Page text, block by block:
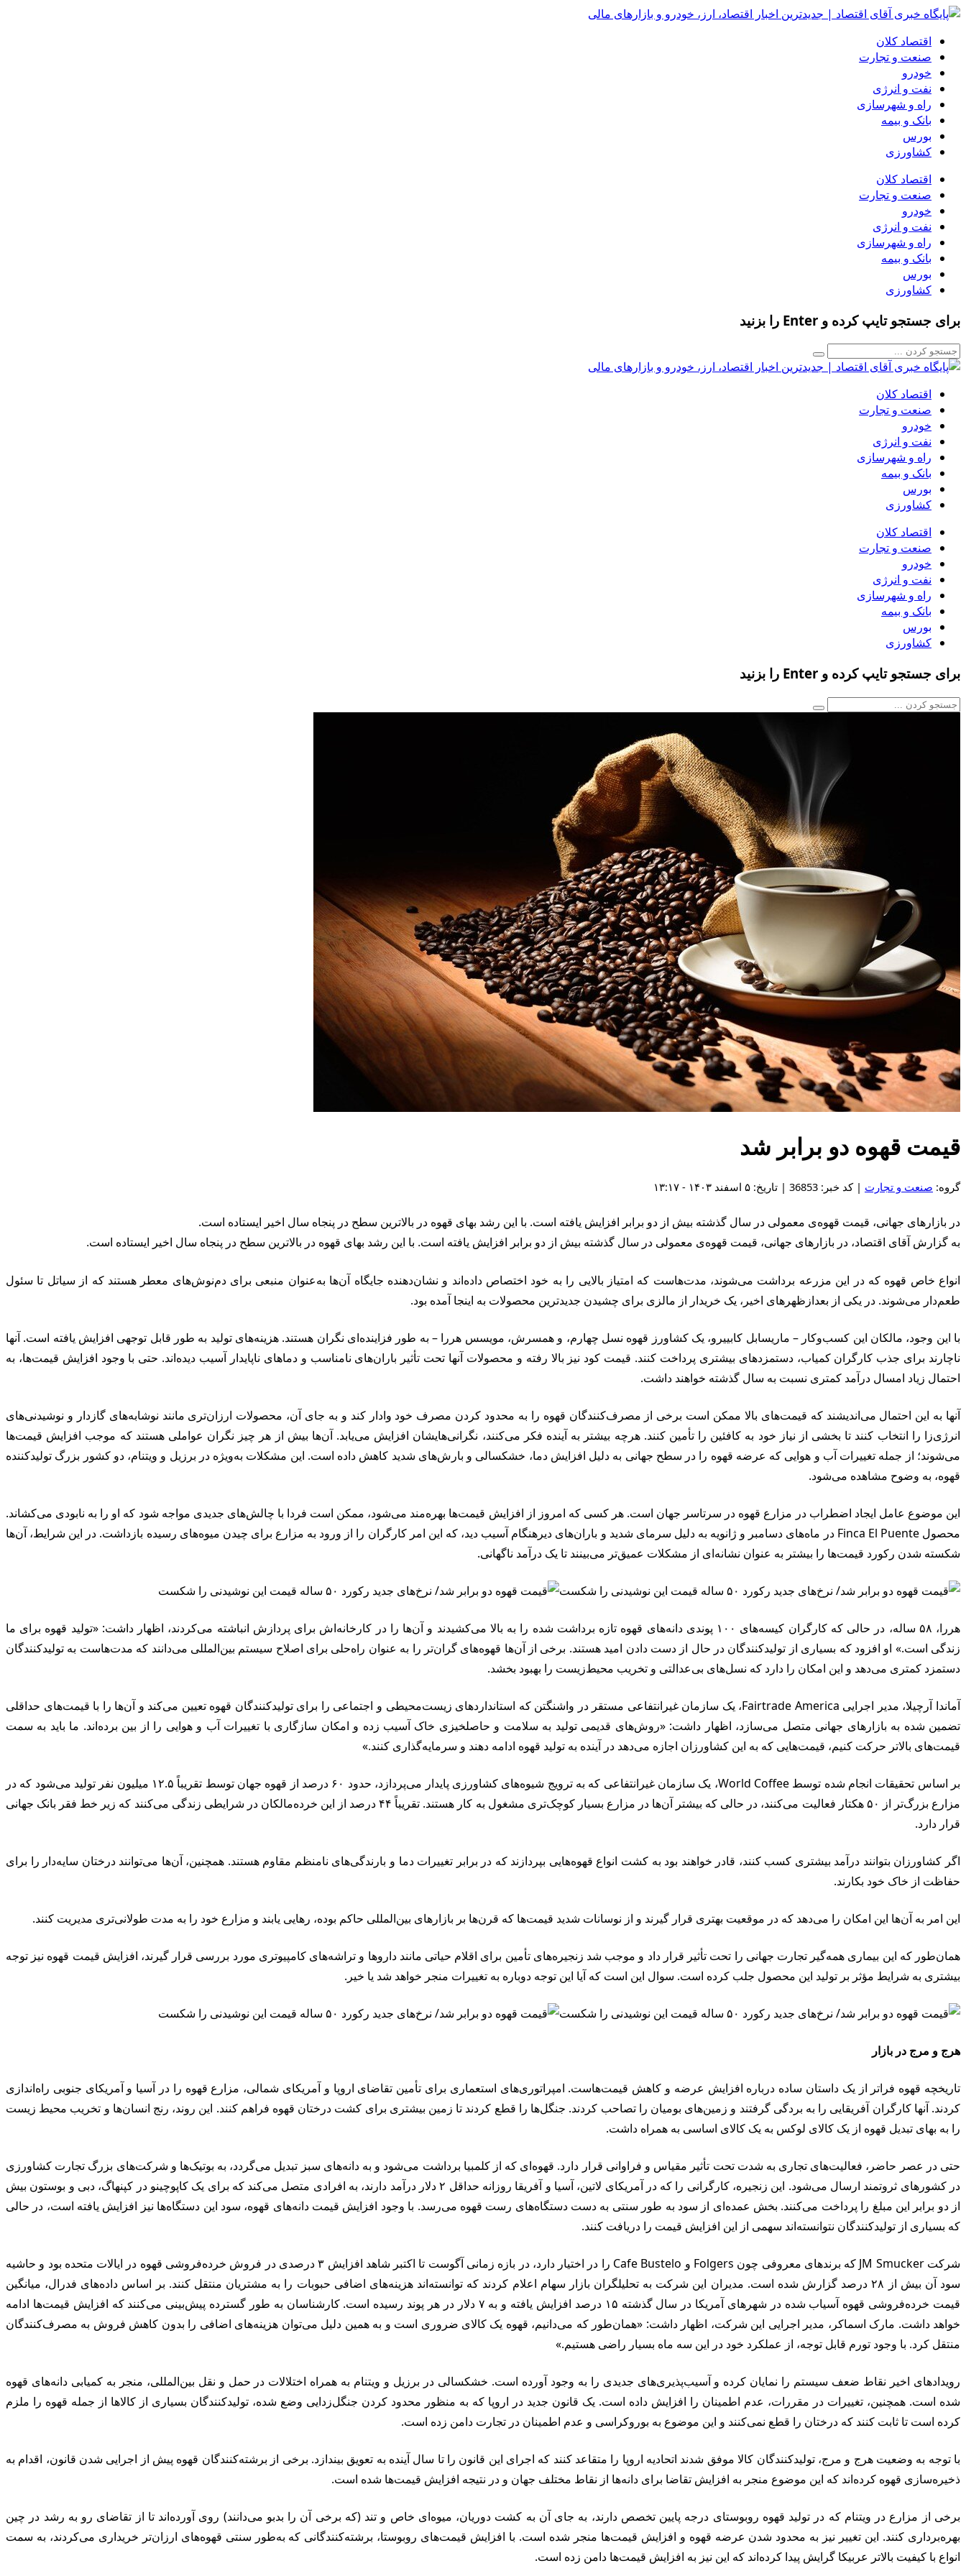
اقتصاد کلان
صنعت و تجارت
خودرو
نفت و انرژی
راه و شهرسازی
بانک و بیمه
بورس
کشاورزی
اقتصاد کلان
صنعت و تجارت
خودرو
نفت و انرژی
راه و شهرسازی
بانک و بیمه
بورس
کشاورزی
برای جستجو تایپ کرده و Enter را بزنید
اقتصاد کلان
صنعت و تجارت
خودرو
نفت و انرژی
راه و شهرسازی
بانک و بیمه
بورس
کشاورزی
اقتصاد کلان
صنعت و تجارت
خودرو
نفت و انرژی
راه و شهرسازی
بانک و بیمه
بورس
کشاورزی
برای جستجو تایپ کرده و Enter را بزنید
قیمت قهوه دو برابر شد
گروه: صنعت و تجارت | کد خبر: 36853 | تاریخ: ۵ اسفند ۱۴۰۳ - ۱۳:۱۷
در بازارهای جهانی، قیمت قهوه‌ی معمولی در سال گذشته بیش از دو برابر افزایش یافته است. با این رشد بهای قهوه در بالاترین سطح در پنجاه سال اخیر ایستاده است.
به گزارش آقای اقتصاد، در بازارهای جهانی، قیمت قهوه‌ی معمولی در سال گذشته بیش از دو برابر افزایش یافته است. با این رشد بهای قهوه در بالاترین سطح در پنجاه سال اخیر ایستاده است.
انواع خاص قهوه که در این مزرعه برداشت می‌شوند، مدت‌هاست که امتیاز بالایی را به خود اختصاص داده‌اند و نشان‌دهنده جایگاه آن‌ها به‌عنوان منبعی برای دم‌نوش‌های معطر هستند که از سیاتل تا سئول
طعم‌دار می‌شوند. در یکی از بعدازظهرهای اخیر، یک خریدار از مالزی برای چشیدن جدیدترین محصولات به اینجا آمده بود.
با این وجود، مالکان این کسب‌وکار – ماریسابل کابییرو، یک کشاورز قهوه نسل چهارم، و همسرش، مویسس هررا – به طور فزاینده‌ای نگران هستند. هزینه‌های تولید به طور قابل توجهی افزایش یافته است. آنها
ناچارند برای جذب کارگران کمیاب، دستمزدهای بیشتری پرداخت کنند. قیمت کود نیز بالا رفته و محصولات آنها تحت تأثیر باران‌های نامناسب و دماهای ناپایدار آسیب دیده‌اند. حتی با وجود افزایش قیمت‌ها، به
احتمال زیاد امسال درآمد کمتری نسبت به سال گذشته خواهند داشت.
آنها به این احتمال می‌اندیشند که قیمت‌های بالا ممکن است برخی از مصرف‌کنندگان قهوه را به محدود کردن مصرف خود وادار کند و به جای آن، محصولات ارزان‌تری مانند نوشابه‌های گازدار و نوشیدنی‌های
انرژی‌زا را انتخاب کنند تا بخشی از نیاز خود به کافئین را تأمین کنند. هرچه بیشتر به آینده فکر می‌کنند، نگرانی‌هایشان افزایش می‌یابد. آن‌ها بیش از هر چیز نگران عواملی هستند که موجب افزایش قیمت‌ها
می‌شوند؛ از جمله تغییرات آب و هوایی که عرضه قهوه را در سطح جهانی به دلیل افزایش دما، خشکسالی و بارش‌های شدید کاهش داده است. این مشکلات به‌ویژه در برزیل و ویتنام، دو کشور بزرگ تولیدکننده
قهوه، به وضوح مشاهده می‌شود.
این موضوع عامل ایجاد اضطراب در مزارع قهوه در سرتاسر جهان است. هر کسی که امروز از افزایش قیمت‌ها بهره‌مند می‌شود، ممکن است فردا با چالش‌های جدیدی مواجه شود که او را به نابودی می‌کشاند.
محصول Finca El Puente در ماه‌های دسامبر و ژانویه به دلیل سرمای شدید و باران‌های دیرهنگام آسیب دید، که این امر کارگران را از ورود به مزارع برای چیدن میوه‌های رسیده بازداشت. در این شرایط، آن‌ها
شکسته شدن رکورد قیمت‌ها را بیشتر به عنوان نشانه‌ای از مشکلات عمیق‌تر می‌بینند تا یک درآمد ناگهانی.
هررا، ۵۸ ساله، در حالی که کارگران کیسه‌های ۱۰۰ پوندی دانه‌های قهوه تازه برداشت شده را به بالا می‌کشیدند و آن‌ها را در کارخانه‌اش برای پردازش انباشته می‌کردند، اظهار داشت: «تولید قهوه برای ما
زندگی است.» او افزود که بسیاری از تولیدکنندگان در حال از دست دادن امید هستند. برخی از آن‌ها قهوه‌های گران‌تر را به عنوان راه‌حلی برای اصلاح سیستم بین‌المللی می‌دانند که مدت‌هاست به تولیدکنندگان
دستمزد کمتری می‌دهد و این امکان را دارد که نسل‌های بی‌عدالتی و تخریب محیط‌زیست را بهبود بخشد.
آماندا آرچیلا، مدیر اجرایی Fairtrade America، یک سازمان غیرانتفاعی مستقر در واشنگتن که استانداردهای زیست‌محیطی و اجتماعی را برای تولیدکنندگان قهوه تعیین می‌کند و آن‌ها را با قیمت‌های حداقلی
تضمین شده به بازارهای جهانی متصل می‌سازد، اظهار داشت: «روش‌های قدیمی تولید به سلامت و حاصلخیزی خاک آسیب زده و امکان سازگاری با تغییرات آب و هوایی را از بین برده‌اند. ما باید به سمت
قیمت‌های بالاتر حرکت کنیم، قیمت‌هایی که به این کشاورزان اجازه می‌دهد در آینده به تولید قهوه ادامه دهند و سرمایه‌گذاری کنند.»
بر اساس تحقیقات انجام شده توسط World Coffee، یک سازمان غیرانتفاعی که به ترویج شیوه‌های کشاورزی پایدار می‌پردازد، حدود ۶۰ درصد از قهوه جهان توسط تقریباً ۱۲.۵ میلیون نفر تولید می‌شود که در
مزارع بزرگ‌تر از ۵۰ هکتار فعالیت می‌کنند، در حالی که بیشتر آن‌ها در مزارع بسیار کوچک‌تری مشغول به کار هستند. تقریباً ۴۴ درصد از این خرده‌مالکان در شرایطی زندگی می‌کنند که زیر خط فقر بانک جهانی
قرار دارد.
اگر کشاورزان بتوانند درآمد بیشتری کسب کنند، قادر خواهند بود به کشت انواع قهوه‌هایی بپردازند که در برابر تغییرات دما و بارندگی‌های نامنظم مقاوم هستند. همچنین، آن‌ها می‌توانند درختان سایه‌دار را برای
حفاظت از خاک خود بکارند.
این امر به آن‌ها این امکان را می‌دهد که در موقعیت بهتری قرار گیرند و از نوسانات شدید قیمت‌ها که قرن‌ها بر بازارهای بین‌المللی حاکم بوده، رهایی یابند و مزارع خود را به مدت طولانی‌تری مدیریت کنند.
همان‌طور که این بیماری همه‌گیر تجارت جهانی را تحت تأثیر قرار داد و موجب شد زنجیره‌های تأمین برای اقلام حیاتی مانند داروها و تراشه‌های کامپیوتری مورد بررسی قرار گیرند، افزایش قیمت قهوه نیز توجه
بیشتری به شرایط مؤثر بر تولید این محصول جلب کرده است. سوال این است که آیا این توجه دوباره به تغییرات منجر خواهد شد یا خیر.
هرج و مرج در بازار
تاریخچه قهوه فراتر از یک داستان ساده درباره افزایش عرضه و کاهش قیمت‌هاست. امپراتوری‌های استعماری برای تأمین تقاضای اروپا و آمریکای شمالی، مزارع قهوه را در آسیا و آمریکای جنوبی راه‌اندازی
کردند. آنها کارگران آفریقایی را به بردگی گرفتند و زمین‌های بومیان را تصاحب کردند. جنگل‌ها را قطع کردند تا زمین بیشتری برای کشت درختان قهوه فراهم کنند. این روند، رنج انسان‌ها و تخریب محیط زیست
را به بهای تبدیل قهوه از یک کالای لوکس به یک کالای اساسی به همراه داشت.
حتی در عصر حاضر، فعالیت‌های تجاری به شدت تحت تأثیر مقیاس و فراوانی قرار دارد. قهوه‌ای که از کلمبیا برداشت می‌شود و به دانه‌های سبز تبدیل می‌گردد، به بوتیک‌ها و شرکت‌های بزرگ تجارت کشاورزی
در کشورهای ثروتمند ارسال می‌شود. این زنجیره، کارگرانی را که در آمریکای لاتین، آسیا و آفریقا روزانه حداقل ۲ دلار درآمد دارند، به افرادی متصل می‌کند که برای یک کاپوچینو در کپنهاگ، دبی و بوستون بیش
از دو برابر این مبلغ را پرداخت می‌کنند. بخش عمده‌ای از سود به طور سنتی به دست دستگاه‌های رست قهوه می‌رسد. با وجود افزایش قیمت دانه‌های قهوه، سود این دستگاه‌ها نیز افزایش یافته است، در حالی
که بسیاری از تولیدکنندگان نتوانسته‌اند سهمی از این افزایش قیمت را دریافت کنند.
شرکت JM Smucker که برندهای معروفی چون Folgers و Cafe Bustelo را در اختیار دارد، در بازه زمانی آگوست تا اکتبر شاهد افزایش ۳ درصدی در فروش خرده‌فروشی قهوه در ایالات متحده بود و حاشیه
سود آن بیش از ۲۸ درصد گزارش شده است. مدیران این شرکت به تحلیلگران بازار سهام اعلام کردند که توانسته‌اند هزینه‌های اضافی حبوبات را به مشتریان منتقل کنند. بر اساس داده‌های فدرال، میانگین
قیمت خرده‌فروشی قهوه آسیاب شده در شهرهای آمریکا در سال گذشته ۱۵ درصد افزایش یافته و به ۷ دلار در هر پوند رسیده است. کارشناسان به طور گسترده پیش‌بینی می‌کنند که افزایش قیمت‌ها ادامه
خواهد داشت. مارک اسماکر، مدیر اجرایی این شرکت، اظهار داشت: «همان‌طور که می‌دانیم، قهوه یک کالای ضروری است و به همین دلیل می‌توان هزینه‌های اضافی را بدون کاهش فروش به مصرف‌کنندگان
منتقل کرد. با وجود تورم قابل توجه، از عملکرد خود در این سه ماه بسیار راضی هستیم.»
رویدادهای اخیر نقاط ضعف سیستم را نمایان کرده و آسیب‌پذیری‌های جدیدی را به وجود آورده است. خشکسالی در برزیل و ویتنام به همراه اختلالات در حمل و نقل بین‌المللی، منجر به کمیابی دانه‌های قهوه
شده است. همچنین، تغییرات در مقررات، عدم اطمینان را افزایش داده است. یک قانون جدید در اروپا که به منظور محدود کردن جنگل‌زدایی وضع شده، تولیدکنندگان بسیاری از کالاها از جمله قهوه را ملزم
کرده است تا ثابت کنند که درختان را قطع نمی‌کنند و این موضوع به بوروکراسی و عدم اطمینان در تجارت دامن زده است.
با توجه به وضعیت هرج و مرج، تولیدکنندگان کالا موفق شدند اتحادیه اروپا را متقاعد کنند که اجرای این قانون را تا سال آینده به تعویق بیندازد. برخی از برشته‌کنندگان قهوه پیش از اجرایی شدن قانون، اقدام به
ذخیره‌سازی قهوه کرده‌اند که این موضوع منجر به افزایش تقاضا برای دانه‌ها از نقاط مختلف جهان و در نتیجه افزایش قیمت‌ها شده است.
برخی از مزارع در ویتنام که در تولید قهوه روبوستای درجه پایین تخصص دارند، به جای آن به کشت دوریان، میوه‌ای خاص و تند (که برخی آن را بدبو می‌دانند) روی آورده‌اند تا از تقاضای رو به رشد در چین
بهره‌برداری کنند. این تغییر نیز به محدود شدن عرضه قهوه و افزایش قیمت‌ها منجر شده است. با افزایش قیمت‌های روبوستا، برشته‌کنندگانی که به‌طور سنتی قهوه‌های ارزان‌تر خریداری می‌کردند، به سمت
انواع با کیفیت بالاتر عربیکا گرایش پیدا کرده‌اند که این نیز به افزایش قیمت‌ها دامن زده است.